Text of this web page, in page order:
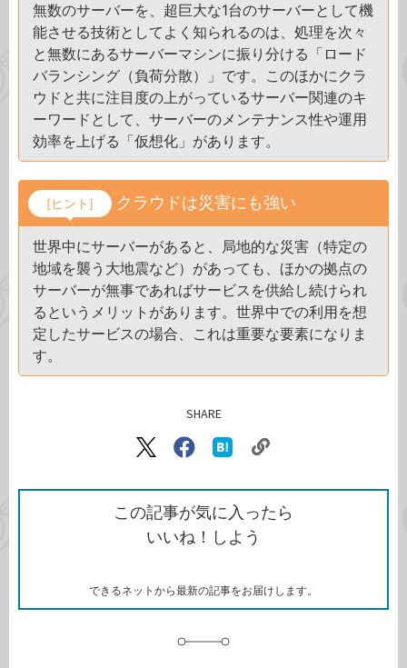
無数のサーバーを、超巨大な1台のサーバーとして機
能させる技術としてよく知られるのは、処理を次々
と無数にあるサーバーマシンに振り分ける「ロード
バランシング（負荷分散）」です。このほかにクラ
ウドと共に注目度の上がっているサーバー関連のキ
ーワードとして、サーバーのメンテナンス性や運用
効率を上げる「仮想化」があります。
[ヒント] クラウドは災害にも強い
世界中にサーバーがあると、局地的な災害（特定の
地域を襲う大地震など）があっても、ほかの拠点の
サーバーが無事であればサービスを供給し続けられ
るというメリットがあります。世界中での利用を想
定したサービスの場合、これは重要な要素になりま
す。
SHARE
X（旧
で
シ
ェ
ア
Facebook
シ
ェ
ア
な
ブ
ッ
ク
ク
ク
を
コ
この記事が気に入ったら
いいね！しよう
できるネットから最新の記事をお届けします。